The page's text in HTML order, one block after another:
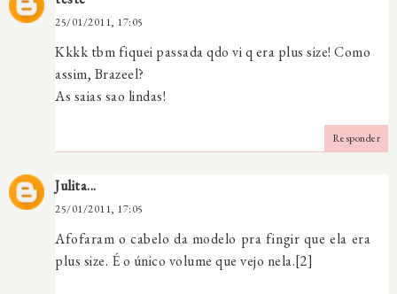
25/01/2011, 17:05
Kkkk tbm fiquei passada qdo vi q era plus size! Como
assim, Brazeel?
As saias sao lindas!
Responder
Julita...
25/01/2011, 17:05
Afofaram o cabelo da modelo pra fingir que ela era
plus size. É o único volume que vejo nela.[2]